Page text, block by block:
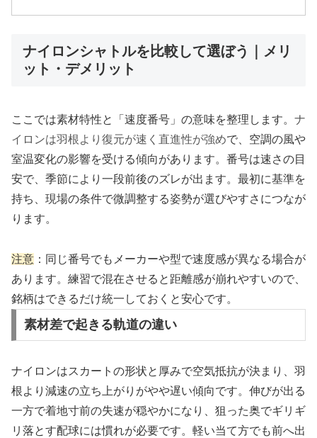
ナイロンシャトルを比較して選ぼう｜メリ
ット・デメリット
ここでは素材特性と「速度番号」の意味を整理します。 ナ
イロンは羽根より復元が速く直進性が強めで、空調の風や
室温変化の影響を受ける傾向があります。番号は速さの目
安で、季節により一段前後のズレが出ます。最初に基準を
持ち、現場の条件で微調整する姿勢が選びやすさにつなが
ります。
注意 ：同じ番号でもメーカーや型で速度感が異なる場合が
あります。練習で混在させると距離感が崩れやすいので、
銘柄はできるだけ統一しておくと安心です。
素材差で起きる軌道の違い
ナイロンはスカートの形状と厚みで空気抵抗が決まり、羽
根より減速の立ち上がりがやや遅い傾向です。伸びが出る
一方で着地寸前の失速が穏やかになり、狙った奥でギリギ
リ落とす配球には慣れが必要です。軽い当て方でも前へ出